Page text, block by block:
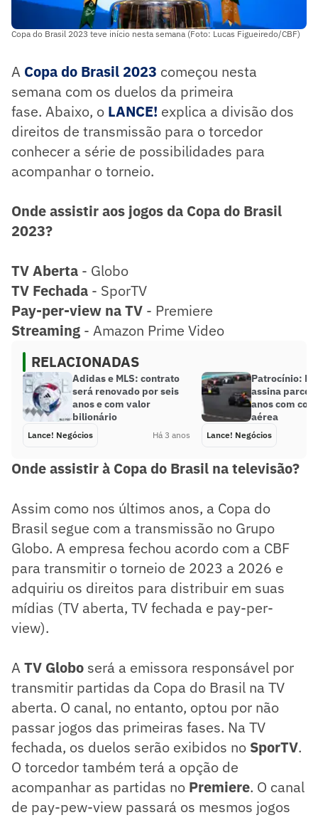
Copa do Brasil 2023 teve início nesta semana (Foto: Lucas Figueiredo/CBF)
A Copa do Brasil 2023 começou nesta
semana com os duelos da primeira
fase. Abaixo, o LANCE! explica a divisão dos
direitos de transmissão para o torcedor
conhecer a série de possibilidades para
acompanhar o torneio.
Onde assistir aos jogos da Copa do Brasil
2023?
TV Aberta - Globo
TV Fechada - SporTV
Pay-per-view na TV - Premiere
Streaming - Amazon Prime Video
RELACIONADAS
Adidas e MLS: contrato
será renovado por seis
anos e com valor
bilionário
Lance! Negócios Há 3 anos
Patrocínio:
assina
anos com
aérea
Lance! Negócios
Onde assistir à Copa do Brasil na televisão?
Assim como nos últimos anos, a Copa do
Brasil segue com a transmissão no Grupo
Globo. A empresa fechou acordo com a CBF
para transmitir o torneio de 2023 a 2026 e
adquiriu os direitos para distribuir em suas
mídias (TV aberta, TV fechada e pay-per-
view).
ATV Globo será a emissora responsável por
transmitir partidas da Copa do Brasil na TV
aberta. O canal, no entanto, optou por não
passar jogos das primeiras fases. Na TV
fechada, os duelos serão exibidos no SporTV.
O torcedor também terá a opção de
acompanhar as partidas no Premiere. O canal
de pay-pew-view passará os mesmos jogos